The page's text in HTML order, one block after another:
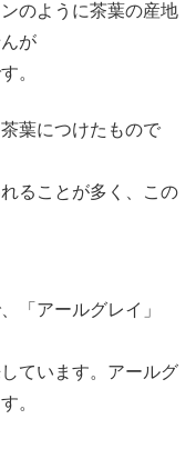
のように茶葉の産地
が
。
葉につけたもので
ることが多く、この
「アールグレイ」
ています。アールグ
。